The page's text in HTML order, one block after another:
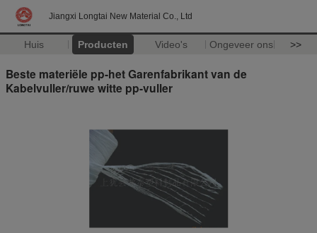
Jiangxi Longtai New Material Co., Ltd
Huis Producten Video's Ongeveer ons >>
Beste materiële pp-het Garenfabrikant van de
Kabelvuller/ruwe witte pp-vuller